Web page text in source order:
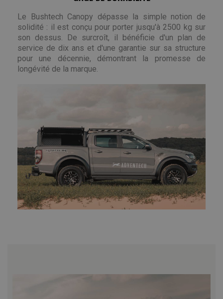
Le Bushtech Canopy dépasse la simple notion de
solidité : il est conçu pour porter jusqu'à 2500 kg sur
son dessus. De surcroît, il bénéficie d'un plan de
service de dix ans et d'une garantie sur sa structure
pour une décennie, démontrant la promesse de
longévité de la marque.